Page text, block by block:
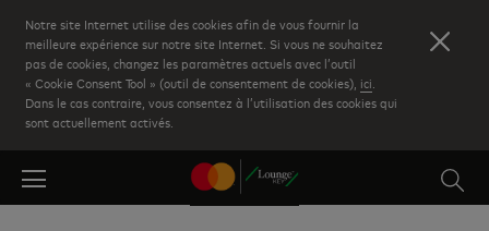
Skip
to
main
content
Notre site Internet utilise des cookies afin de vous fournir la
meilleure expérience sur notre site Internet. Si vous ne souhaitez
pas de cookies, changez les paramètres actuels avec l’outil
« Cookie Consent Tool » (outil de consentement de cookies), ici
Dans le cas contraire, vous consentez à l’utilisation des cookies qui
sont actuellement activés.